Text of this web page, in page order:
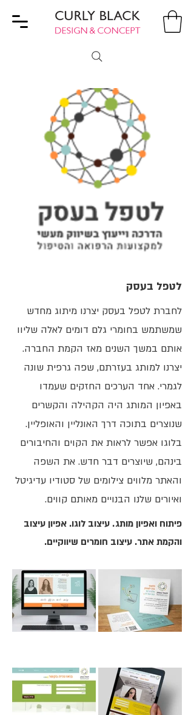
לטפל בעסק
לחברת לטפל בעסק יצרנו מיתוג מחדש
שמשתמש בחומרי גלם דומים לאלה שליוו
אותם במשך השנים מאז הקמת החברה.
יצרנו למותג בעזרתם, שפה גרפית שונה
לגמרי. אחד הערכים החזקים שעמדו
באפיון המותג היה הקהילה והקשרים
שנוצרים בתוכה דרך האונליין והאופליין.
בלוגו אפשר לראות את הקוים והחיבורים
בינהם, שיוצרים דבר חדש. את השפה
והאתר מלווים צילומים של סטודיו עדיגיטל
ואיורים שלנו הבנויים מאותם קווים.
פיתוח ואפיון מותג. עיצוב לוגו. אפיון עיצוב
והקמת אתר. עיצוב חומרים שיווקיים.